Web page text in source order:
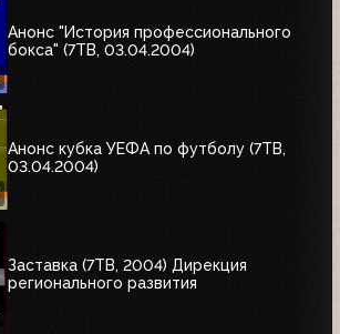
Анонс "История профессионального
бокса" (7ТВ, 03.04.2004)
Анонс кубка УЕФА по футболу (7ТВ,
03.04.2004)
Заставка (7ТВ, 2004) Дирекция
регионального развития